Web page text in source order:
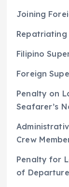
Joining
Repatriating
Filipino
Foreign
Penalty on
Seafarer’s
Crew
Penalty for
of Departure